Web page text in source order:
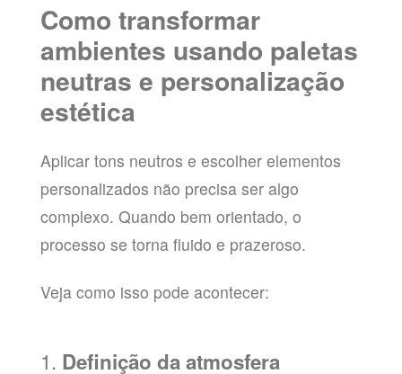
Como transformar
ambientes usando paletas
neutras e personalização
estética
Aplicar tons neutros e escolher elementos
personalizados não precisa ser algo
complexo. Quando bem orientado, o
processo se torna fluido e prazeroso.
Veja como isso pode acontecer:
1. Definição da atmosfera